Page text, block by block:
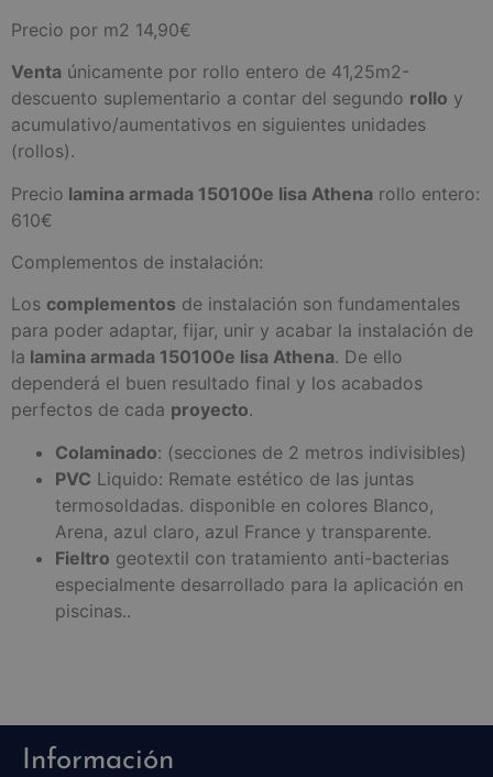
Precio por m2 14,90€
Venta únicamente por rollo entero de 41,25m2-
descuento suplementario a contar del segundo rollo y
acumulativo/aumentativos en siguientes unidades
(rollos).
Precio lamina armada 150100e lisa Athena rollo entero:
610€
Complementos de instalación:
Los complementos de instalación son fundamentales
para poder adaptar, fijar, unir y acabar la instalación de
la lamina armada 150100e lisa Athena. De ello
dependerá el buen resultado final y los acabados
perfectos de cada proyecto.
Colaminado: (secciones de 2 metros indivisibles)
PVC Liquido: Remate estético de las juntas
termosoldadas. disponible en colores Blanco,
Arena, azul claro, azul France y transparente.
Fieltro geotextil con tratamiento anti-bacterias
especialmente desarrollado para la aplicación en
piscinas..
Información